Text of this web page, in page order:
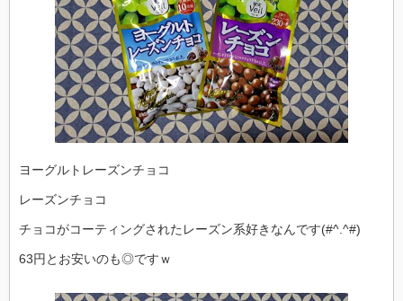
ヨーグルトレーズンチョコ
レーズンチョコ
チョコがコーティングされたレーズン系好きなんです(#^.^#)
63円とお安いのも◎ですｗ